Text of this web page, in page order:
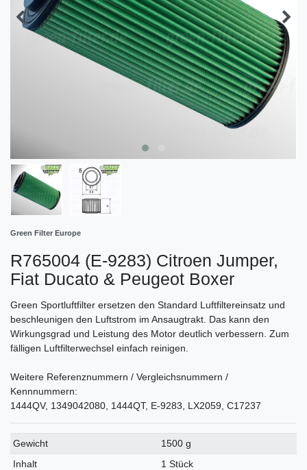
Green Filter Europe
R765004 (E-9283) Citroen Jumper,
Fiat Ducato & Peugeot Boxer
Green Sportluftfilter ersetzen den Standard Luftfiltereinsatz und
beschleunigen den Luftstrom im Ansaugtrakt. Das kann den
Wirkungsgrad und Leistung des Motor deutlich verbessern. Zum
fälligen Luftfilterwechsel einfach reinigen.
Weitere Referenznummern / Vergleichsnummern /
Kennnummern:
1444QV, 1349042080, 1444QT, E-9283, LX2059, C17237
Technisches
Merkmal
Wert
Gewicht
1500 g
Inhalt
1 Stück